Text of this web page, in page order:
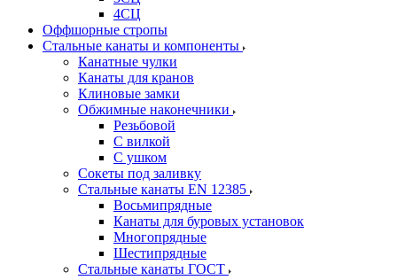
4СЦ
Оффшорные стропы
Стальные канаты и компоненты
Канатные чулки
Канаты для кранов
Клиновые замки
Обжимные наконечники
Резьбовой
С вилкой
С ушком
Сокеты под заливку
Стальные канаты EN 12385
Восьмипрядные
Канаты для буровых установок
Многопрядные
Шестипрядные
Стальные канаты ГОСТ